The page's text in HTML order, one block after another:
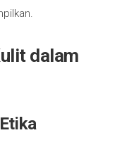
dalam